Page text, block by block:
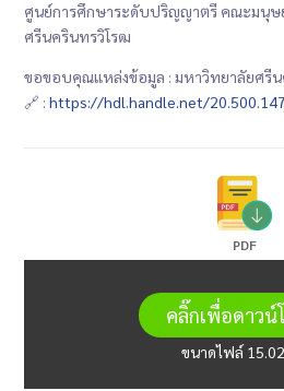
ศูนย์การศึกษาระดับปริญญาตรี คณะมนุษ
ศรีนครินทรวิโรฒ
ขอขอบคุณแหล่งข้อมูล : มหาวิทยาลัยศรี
🔗 :https://hdl.handle.net/
PDF
คลิ๊กเพื่อดาวน์
ขนาดไฟล์